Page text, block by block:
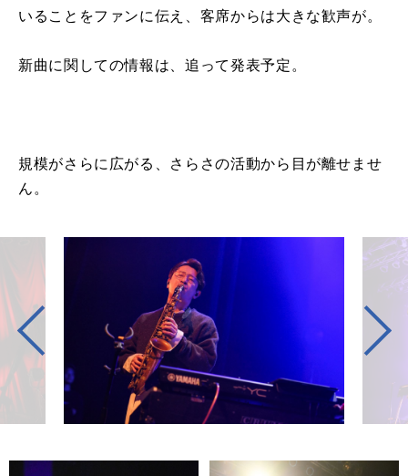
いることをファンに伝え、客席からは大きな歓声が。
新曲に関しての情報は、追って発表予定。
規模がさらに広がる、さらさの活動から目が離せませ
ん。